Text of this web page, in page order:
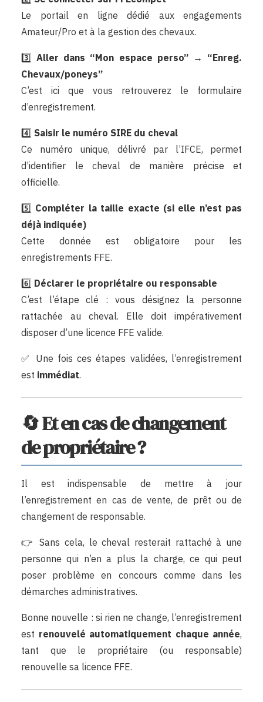
Le portail en ligne dédié aux engagements
Amateur/Pro et à la gestion des chevaux.
3️⃣Aller dans “Mon espace perso” → “Enreg.
Chevaux/poneys”
C’est ici que vous retrouverez le formulaire
d’enregistrement.
4️⃣ Saisir le numéro SIRE du cheval
Ce numéro unique, délivré par l’IFCE, permet
d’identifier le cheval de manière précise et
officielle.
5️⃣ Compléter la taille exacte (si elle n’est pas
déjà indiquée)
Cette donnée est obligatoire pour les
enregistrements FFE.
6️⃣ Déclarer le propriétaire ou responsable
C’est l’étape clé : vous désignez la personne
rattachée au cheval. Elle doit impérativement
disposer d’une licence FFE valide.
✅ Une fois ces étapes validées, l’enregistrement
est immédiat.
🔄 Et en cas de changement
de propriétaire ?
Il est indispensable de mettre à jour
l’enregistrement en cas de vente, de prêt ou de
changement de responsable.
👉 Sans cela, le cheval resterait rattaché à une
personne qui n’en a plus la charge, ce qui peut
poser problème en concours comme dans les
démarches administratives.
Bonne nouvelle : si rien ne change, l’enregistrement
est renouvelé automatiquement chaque année,
tant que le propriétaire (ou responsable)
renouvelle sa licence FFE.